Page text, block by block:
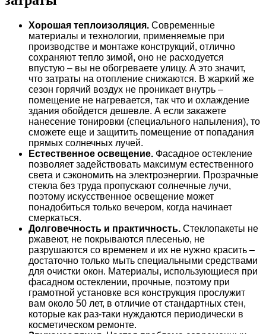
Хорошая теплоизоляция. Современные
материалы и технологии, применяемые при
производстве и монтаже конструкций, отлично
сохраняют тепло зимой, оно не расходуется
впустую – вы не обогреваете улицу. А это значит,
что затраты на отопление снижаются. В жаркий же
сезон горячий воздух не проникает внутрь –
помещение не нагревается, так что и охлаждение
здания обойдется дешевле. А если закажете
нанесение тонировки (специального напыления), то
сможете еще и защитить помещение от попадания
прямых солнечных лучей.
Естественное освещение. Фасадное остекление
позволяет задействовать максимум естественного
света и сэкономить на электроэнергии. Прозрачные
стекла без труда пропускают солнечные лучи,
поэтому искусственное освещение может
понадобиться только вечером, когда начинает
смеркаться.
Долговечность и практичность. Стеклопакеты не
ржавеют, не покрываются плесенью, не
разрушаются со временем и их не нужно красить –
достаточно только мыть специальными средствами
для очистки окон. Материалы, использующиеся при
фасадном остеклении, прочные, поэтому при
грамотной установке вся конструкция прослужит
вам около 50 лет, в отличие от стандартных стен,
которые как раз-таки нуждаются периодически в
косметическом ремонте.